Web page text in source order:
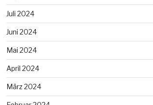
Juli 2024
Juni 2024
Mai 2024
April 2024
März 2024